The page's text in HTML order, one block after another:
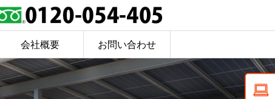
会社概要 お問い合わせ